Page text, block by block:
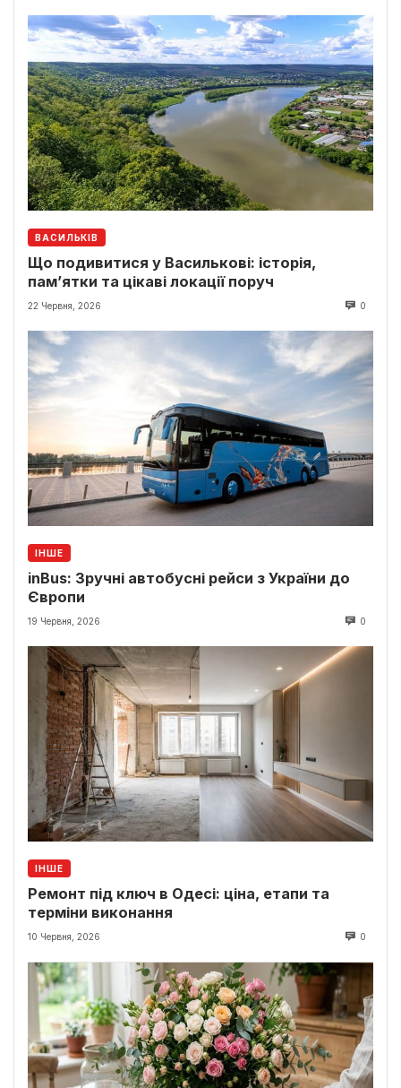
ВАСИЛЬКІВ
Що подивитися у Василькові: історія,
пам’ятки та цікаві локації поруч
22 Червня, 2026 0
ІНШЕ
inBus: Зручні автобусні рейси з України до
Європи
19 Червня, 2026 0
ІНШЕ
Ремонт під ключ в Одесі: ціна, етапи та
терміни виконання
10 Червня, 2026 0